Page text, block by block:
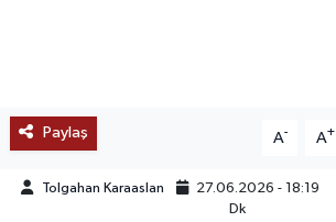
Paylaş A- A+
Tolgahan Karaaslan 27.06.2026 - 18:19
Dk
MEDYA